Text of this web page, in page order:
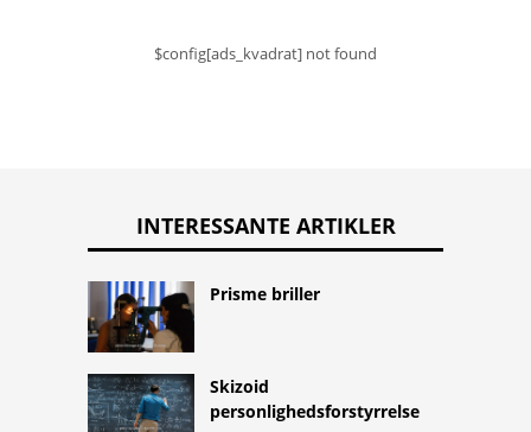
$config[ads_kvadrat] not found
INTERESSANTE ARTIKLER
Prisme briller
Skizoid
personlighedsforstyrrelse